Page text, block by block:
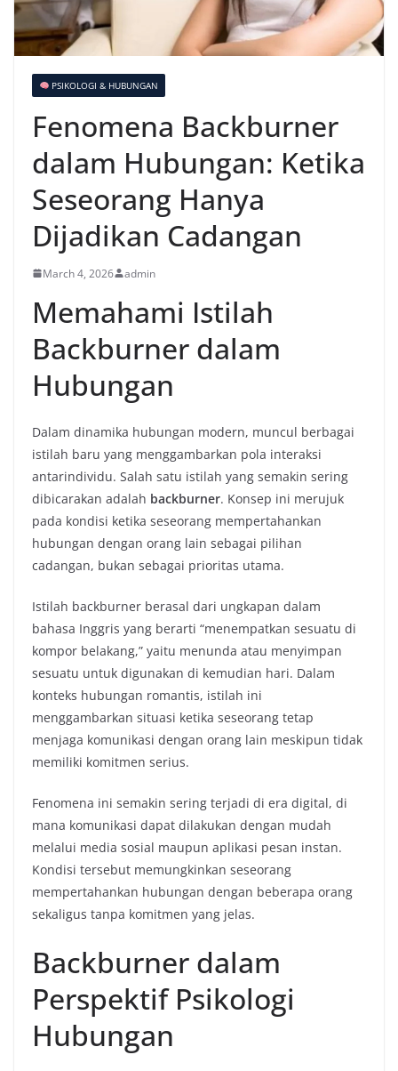
PSIKOLOGI & HUBUNGAN
Fenomena Backburner
dalam Hubungan: Ketika
Seseorang Hanya
Dijadikan Cadangan
March 4, 2026 admin
Memahami Istilah
Backburner dalam
Hubungan
Dalam dinamika hubungan modern, muncul berbagai
istilah baru yang menggambarkan pola interaksi
antarindividu. Salah satu istilah yang semakin sering
dibicarakan adalah backburner. Konsep ini merujuk
pada kondisi ketika seseorang mempertahankan
hubungan dengan orang lain sebagai pilihan
cadangan, bukan sebagai prioritas utama.
Istilah backburner berasal dari ungkapan dalam
bahasa Inggris yang berarti “menempatkan sesuatu di
kompor belakang,” yaitu menunda atau menyimpan
sesuatu untuk digunakan di kemudian hari. Dalam
konteks hubungan romantis, istilah ini
menggambarkan situasi ketika seseorang tetap
menjaga komunikasi dengan orang lain meskipun tidak
memiliki komitmen serius.
Fenomena ini semakin sering terjadi di era digital, di
mana komunikasi dapat dilakukan dengan mudah
melalui media sosial maupun aplikasi pesan instan.
Kondisi tersebut memungkinkan seseorang
mempertahankan hubungan dengan beberapa orang
sekaligus tanpa komitmen yang jelas.
Backburner dalam
Perspektif Psikologi
Hubungan